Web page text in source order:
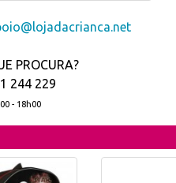
PROCURA?
244 229
- 18h00